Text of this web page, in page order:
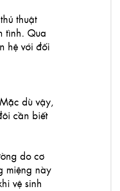
thuật
tình. Qua
hệ với đối
dù vậy,
cần biết
do cơ
miệng này
vệ sinh